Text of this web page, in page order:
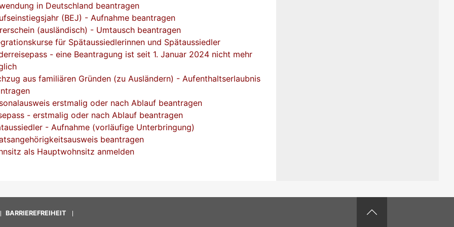
in Deutschland beantragen
(BEJ) - Aufnahme beantragen
(ausländisch) - Umtausch beantragen
für Spätaussiedlerinnen und Spätaussiedler
- eine Beantragung ist seit 1. Januar 2024 nicht mehr
aus familiären Gründen (zu Ausländern) - Aufenthaltserlaubnis
erstmalig oder nach Ablauf beantragen
- erstmalig oder nach Ablauf beantragen
- Aufnahme (vorläufige Unterbringung)
beantragen
als Hauptwohnsitz anmelden
BARRIEREFREIHEIT